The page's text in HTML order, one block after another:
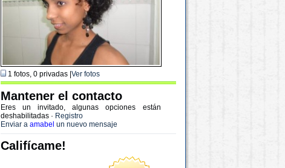
1 fotos, 0 privadas | Ver fotos
Mantener el contacto
Eres un invitado, algunas opciones están
deshabilitadas · Registro
Enviar a amabel un nuevo mensaje
Califícame!